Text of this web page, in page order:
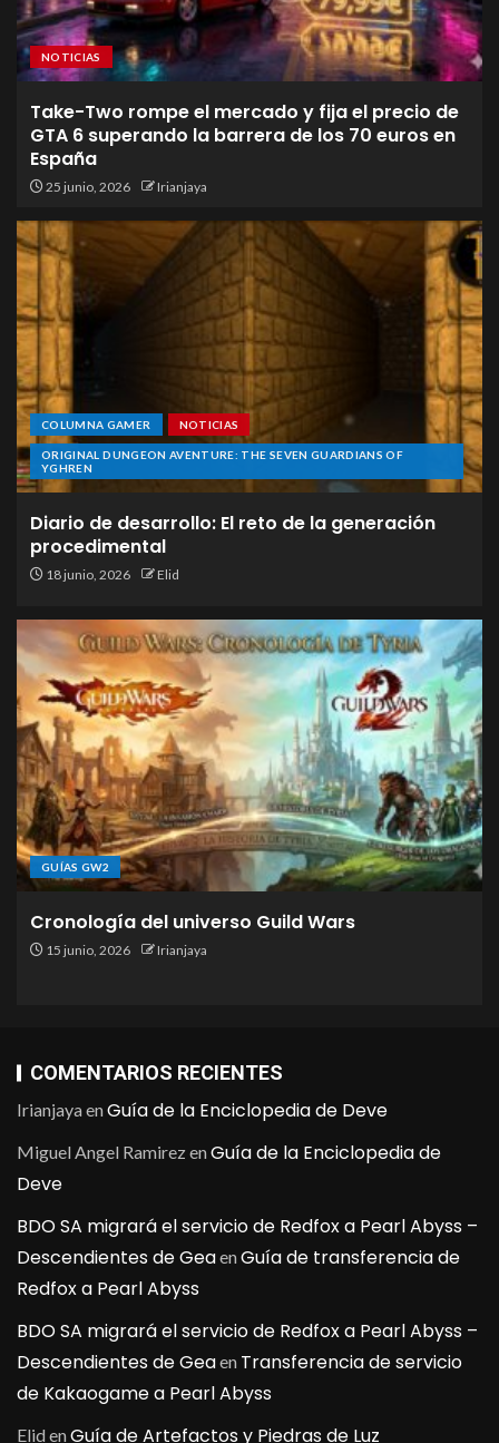
NOTICIAS
Take-Two rompe el mercado y fija el precio de
GTA 6 superando la barrera de los 70 euros en
España
25 junio, 2026 Irianjaya
COLUMNA GAMER NOTICIAS
ORIGINAL DUNGEON AVENTURE: THE SEVEN GUARDIANS OF
YGHREN
Diario de desarrollo: El reto de la generación
procedimental
18 junio, 2026 Elid
GUÍAS GW2
Cronología del universo Guild Wars
15 junio, 2026 Irianjaya
COMENTARIOS RECIENTES
IrianjayaenGuía de la Enciclopedia de Deve
Miguel Angel RamirezenGuía de la Enciclopedia de
Deve
BDO SA migrará el servicio de Redfox a Pearl Abyss –
Descendientes de GeaenGuía de transferencia de
Redfox a Pearl Abyss
BDO SA migrará el servicio de Redfox a Pearl Abyss –
Descendientes de Geaen Transferencia de servicio
de Kakaogame a Pearl Abyss
ElidenGuía de Artefactos y Piedras de Luz